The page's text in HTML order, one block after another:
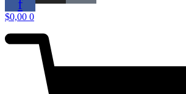
f
$0,00 0